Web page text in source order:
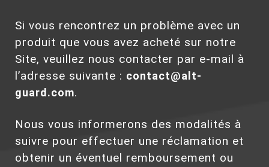
Si vous rencontrez un problème avec un
produit que vous avez acheté sur notre
Site, veuillez nous contacter par e-mail à
l’adresse suivante : contact@alt-
guard.com.
Nous vous informerons des modalités à
suivre pour effectuer une réclamation et
obtenir un éventuel remboursement ou